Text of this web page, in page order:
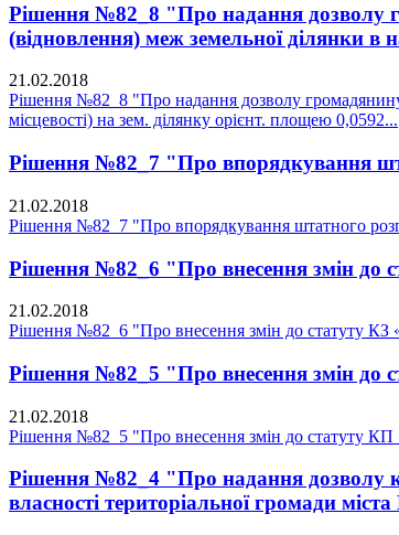
Рішення №82_8 "Про надання дозволу
(відновлення) меж земельної ділянки в
21.02.2018
Рішення №82_8 "Про надання дозволу громадянину
місцевості) на зем. ділянку орієнт. площею 0,0592...
Рішення №82_7 "Про впорядкування
21.02.2018
Рішення №82_7 "Про впорядкування штатного
Рішення №82_6 "Про внесення змін до
21.02.2018
Рішення №82_6 "Про внесення змін до статуту
Рішення №82_5 "Про внесення змін до
21.02.2018
Рішення №82_5 "Про внесення змін до статуту КП
Рішення №82_4 "Про надання дозволу
власності територіальної громади